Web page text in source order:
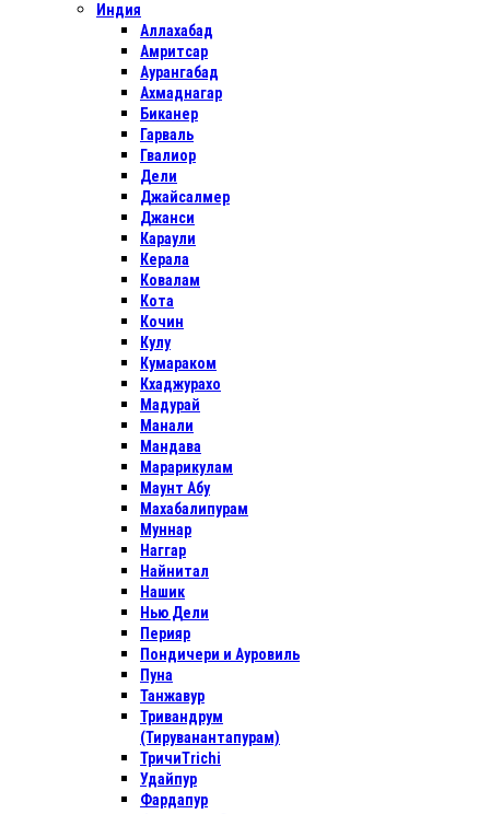
Индия
Аллахабад
Амритсар
Аурангабад
Ахмаднагар
Биканер
Гарваль
Гвалиор
Дели
Джайсалмер
Джанси
Караули
Керала
Ковалам
Кота
Кочин
Кулу
Кумараком
Кхаджурахо
Мадурай
Манали
Мандава
Марарикулам
Маунт Абу
Махабалипурам
Муннар
Наггар
Найнитал
Нашик
Нью Дели
Перияр
Пондичери и Ауровиль
Пуна
Танжавур
Тривандрум
(Тируванантапурам)
ТричиTrichi
Удайпур
Фардапур